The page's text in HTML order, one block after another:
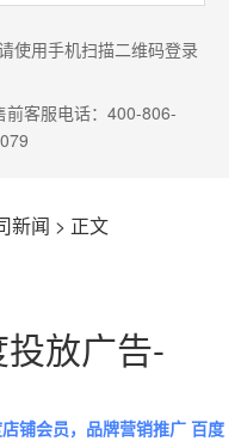
使用手机扫描二维码登录
前客服电话：400-806-
新闻 > 正文
放广告-
铺会员，品牌营销推广 百度